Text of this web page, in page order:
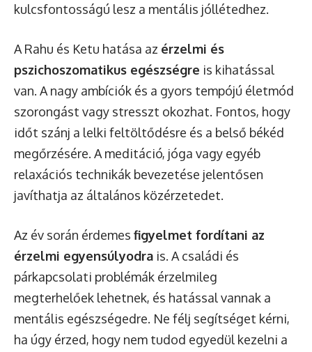
kulcsfontosságú lesz a mentális jóllétedhez.
A Rahu és Ketu hatása az érzelmi és
pszichoszomatikus egészségre is kihatással
van. A nagy ambíciók és a gyors tempójú életmód
szorongást vagy stresszt okozhat. Fontos, hogy
időt szánj a lelki feltöltődésre és a belső békéd
megőrzésére. A meditáció, jóga vagy egyéb
relaxációs technikák bevezetése jelentősen
javíthatja az általános közérzetedet.
Az év során érdemes figyelmet fordítani az
érzelmi egyensúlyodra is. A családi és
párkapcsolati problémák érzelmileg
megterhelőek lehetnek, és hatással vannak a
mentális egészségedre. Ne félj segítséget kérni,
ha úgy érzed, hogy nem tudod egyedül kezelni a